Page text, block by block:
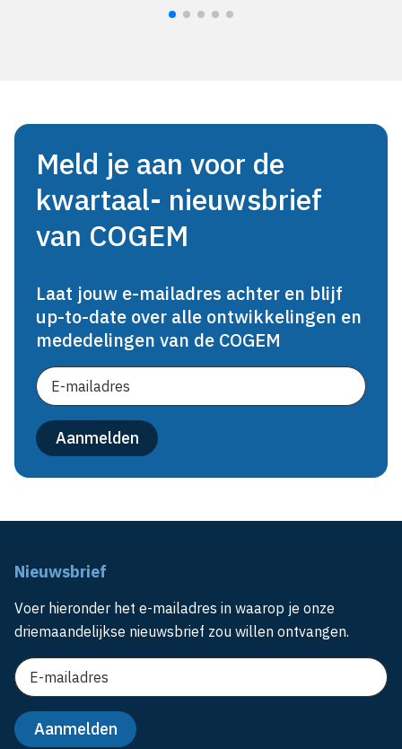
Meld je aan voor de
kwartaal- nieuwsbrief
van COGEM
Laat jouw e-mailadres achter en blijf
up-to-date over alle ontwikkelingen en
mededelingen van de COGEM
Nieuwsbrief
Voer hieronder het e-mailadres in waarop je onze
driemaandelijkse nieuwsbrief zou willen ontvangen.